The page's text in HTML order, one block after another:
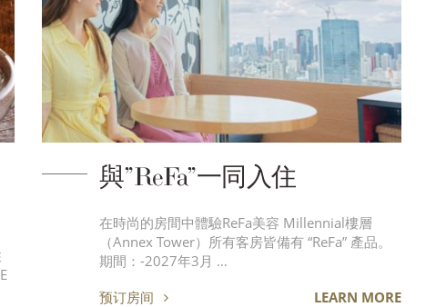
與”ReFa”一同入住
在時尚的房間中體驗ReFa美容 Millennial樓層
（Annex Tower）所有客房皆備有 “ReFa” 產品。
期間：-2027年3月 …
预订房间 LEARN MORE